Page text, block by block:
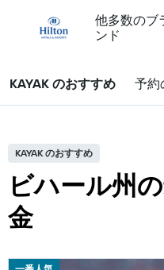
他多数のブ
ンド
KAYAK のおすすめ 予約
KAYAK のおすすめ
ビハール州
金